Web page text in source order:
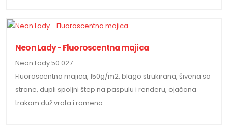
Neon Lady - Fluoroscentna majica
Neon Lady 50.027
Fluoroscentna majica, 150g/m2, blago strukirana, šivena sa
strane, dupli spoljni štep na paspulu i renderu, ojačana
trakom duž vrata i ramena